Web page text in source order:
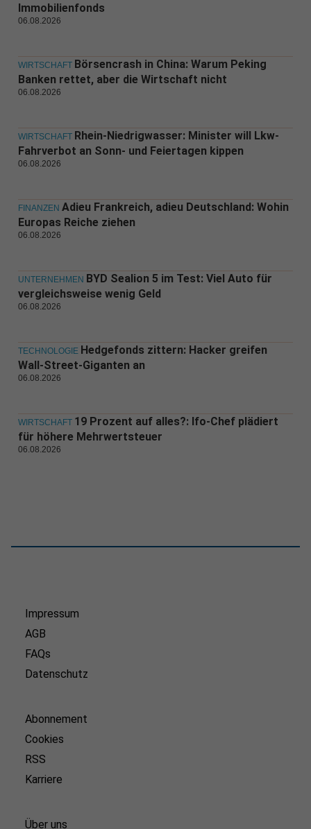
Immobilienfonds
06.08.2026
WIRTSCHAFT Börsencrash in China: Warum Peking
Banken rettet, aber die Wirtschaft nicht
06.08.2026
WIRTSCHAFT Rhein-Niedrigwasser: Minister will Lkw-
Fahrverbot an Sonn- und Feiertagen kippen
06.08.2026
FINANZEN Adieu Frankreich, adieu Deutschland: Wohin
Europas Reiche ziehen
06.08.2026
UNTERNEHMEN BYD Sealion 5 im Test: Viel Auto für
vergleichsweise wenig Geld
06.08.2026
TECHNOLOGIE Hedgefonds zittern: Hacker greifen
Wall-Street-Giganten an
06.08.2026
WIRTSCHAFT 19 Prozent auf alles?: Ifo-Chef plädiert
für höhere Mehrwertsteuer
06.08.2026
Impressum
AGB
FAQs
Datenschutz
Abonnement
Cookies
RSS
Karriere
Über uns